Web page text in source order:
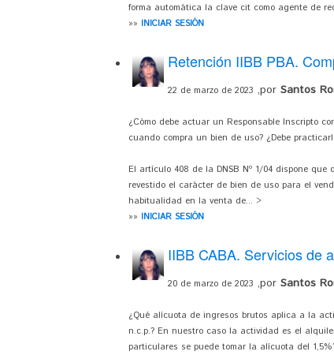
forma automática la clave cit como agente de
»» INICIAR SESIÓN
Retención IIBB PBA.
22 de marzo de 2023 ,por Santos
¿Cómo debe actuar un Responsable Inscripto
cuando compra un bien de uso? ¿Debe
El artículo 408 de la DNSB Nº 1/04 dispone
revestido el carácter de bien de uso para el
habitualidad en la venta de... >
»» INICIAR SESIÓN
IIBB CABA. Servicios de
20 de marzo de 2023 ,por Santos
¿Qué alícuota de ingresos brutos aplica a la
n.c.p.? En nuestro caso la actividad es el
particulares se puede tomar la alícuota del